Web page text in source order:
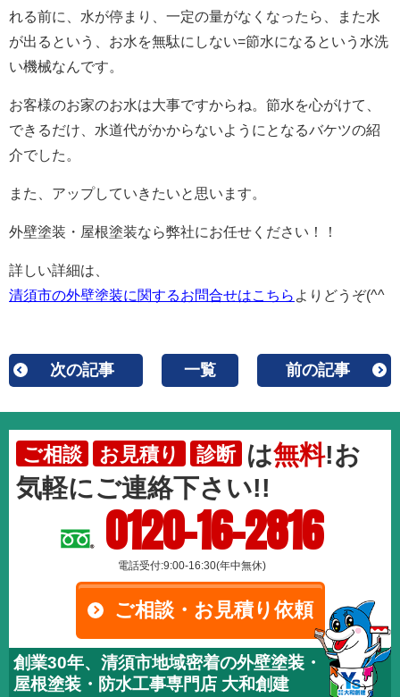
れる前に、水が停まり、一定の量がなくなったら、また水
が出るという、お水を無駄にしない=節水になるという水洗
い機械なんです。
お客様のお家のお水は大事ですからね。節水を心がけて、
できるだけ、水道代がかからないようにとなるバケツの紹
介でした。
また、アップしていきたいと思います。
外壁塗装・屋根塗装なら弊社にお任せください！！
詳しい詳細は、
清須市の外壁塗装に関するお問合せはこちら よりどうぞ(^^
次の記事 一覧 前の記事
ご相談 お見積り 診断 は無料!お
気軽にご連絡下さい!!
0120-16-2816
電話受付:9:00-16:30(年中無休)
ご相談・お見積り依頼
創業30年、清須市地域密着の外壁塗装・
屋根塗装・防水工事専門店 大和創建